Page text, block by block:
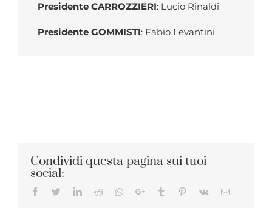
Presidente CARROZZIERI: Lucio Rinaldi
Presidente GOMMISTI: Fabio Levantini
Condividi questa pagina sui tuoi
social:
Facebook
TwitterLinkedIn
RedditWhatsapp
Google+Tumblr Pinterest
Vk Email